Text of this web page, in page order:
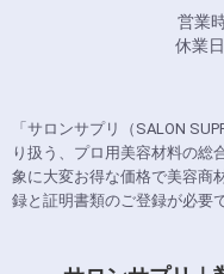
営業
休業
「サロンサプリ（SALON
り扱う、プロ用美容材料の総
象に大変お得な価格で美容商
録と証明書類のご登録が必要